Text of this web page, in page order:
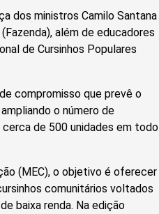
dos ministros Camilo Santana
além de educadores
de Cursinhos Populares
compromisso que prevê o
o número de
de 500 unidades em todo
(MEC), o objetivo é oferecer
comunitários voltados
baixa renda. Na edição